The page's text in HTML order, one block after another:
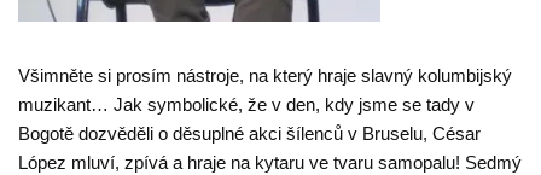
Všimněte si prosím nástroje, na který hraje slavný kolumbijský
muzikant… Jak symbolické, že v den, kdy jsme se tady v
Bogotě dozvěděli o děsuplné akci šílenců v Bruselu, César
López mluví, zpívá a hraje na kytaru ve tvaru samopalu! Sedmý